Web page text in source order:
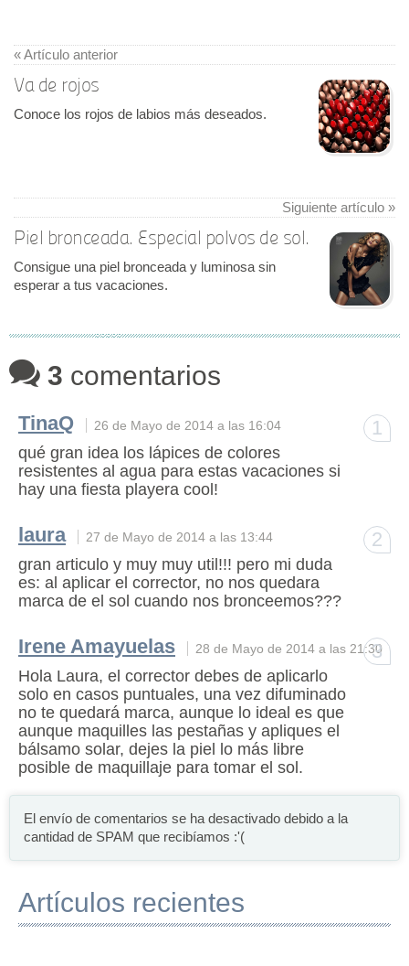
« Artículo anterior
Va de rojos
Conoce los rojos de labios más deseados.
Siguiente artículo »
Piel bronceada. Especial polvos de sol.
Consigue una piel bronceada y luminosa sin
esperar a tus vacaciones.
3 comentarios
1
TinaQ 26 de Mayo de 2014 a las 16:04
qué gran idea los lápices de colores
resistentes al agua para estas vacaciones si
hay una fiesta playera cool!
2
laura 27 de Mayo de 2014 a las 13:44
gran articulo y muy muy util!!! pero mi duda
es: al aplicar el corrector, no nos quedara
marca de el sol cuando nos bronceemos???
3
Irene Amayuelas 28 de Mayo de 2014 a las 21:30
Hola Laura, el corrector debes de aplicarlo
solo en casos puntuales, una vez difuminado
no te quedará marca, aunque lo ideal es que
aunque maquilles las pestañas y apliques el
bálsamo solar, dejes la piel lo más libre
posible de maquillaje para tomar el sol.
El envío de comentarios se ha desactivado debido a la
cantidad de SPAM que recibíamos :'(
Artículos recientes